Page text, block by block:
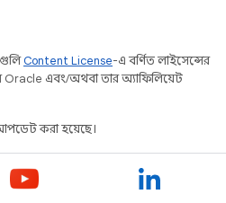
Content License-এ বর্ণিত লাইসেন্সের
এবং/অথবা তার অ্যাফিলিয়েট
করা হয়েছে।